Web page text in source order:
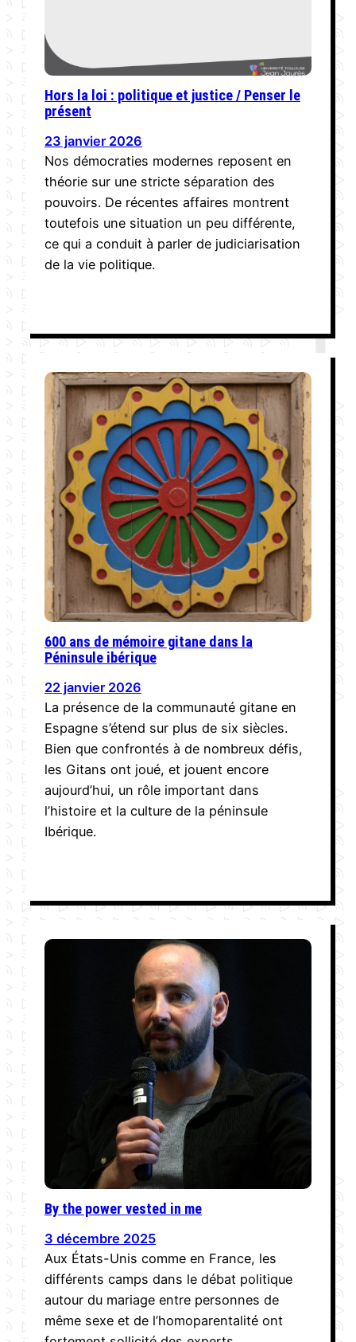
Hors la loi : politique et justice / Penser le
présent
23 janvier 2026
Nos démocraties modernes reposent en
théorie sur une stricte séparation des
pouvoirs. De récentes affaires montrent
toutefois une situation un peu différente,
ce qui a conduit à parler de judiciarisation
de la vie politique.
600 ans de mémoire gitane dans la
Péninsule ibérique
22 janvier 2026
La présence de la communauté gitane en
Espagne s’étend sur plus de six siècles.
Bien que confrontés à de nombreux défis,
les Gitans ont joué, et jouent encore
aujourd’hui, un rôle important dans
l’histoire et la culture de la péninsule
Ibérique.
By the power vested in me
3 décembre 2025
Aux États-Unis comme en France, les
différents camps dans le débat politique
autour du mariage entre personnes de
même sexe et de l’homoparentalité ont